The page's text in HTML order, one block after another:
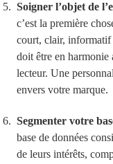
Soigner l’objet de
c’est la première
court, clair, informatif
doit être en harmonie
lecteur. Une
envers votre marque.
Segmenter votre
base de données
de leurs intérêts,